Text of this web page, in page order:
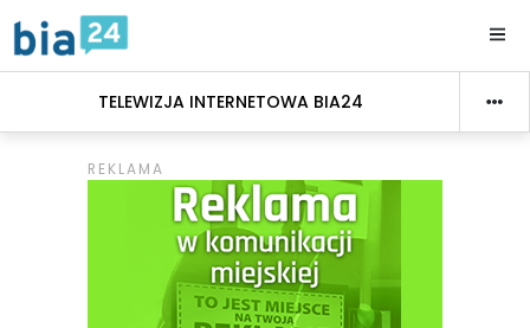
TELEWIZJA INTERNETOWA BIA24